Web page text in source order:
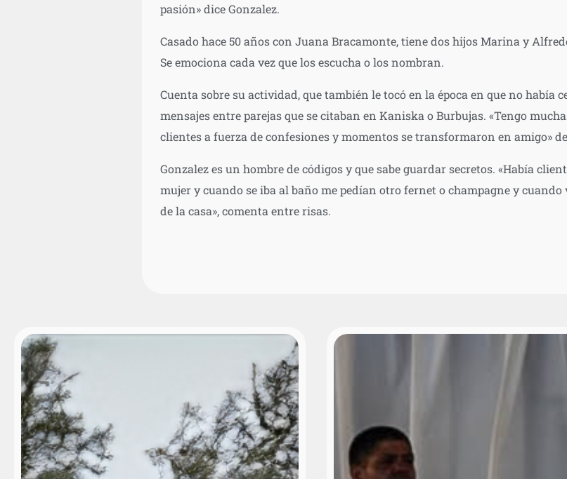
pasión» dice Gonzalez.
Casado hace 50 años con Juana Bracamonte, tiene dos hijos Marina y
Se emociona cada vez que los escucha o los nombran.
Cuenta sobre su actividad, que también le tocó en la época en que no había
mensajes entre parejas que se citaban en Kaniska o Burbujas. «Tengo
clientes a fuerza de confesiones y momentos se transformaron en amigo»
Gonzalez es un hombre de códigos y que sabe guardar secretos. «Había
mujer y cuando se iba al baño me pedían otro fernet o champagne y
de la casa», comenta entre risas.